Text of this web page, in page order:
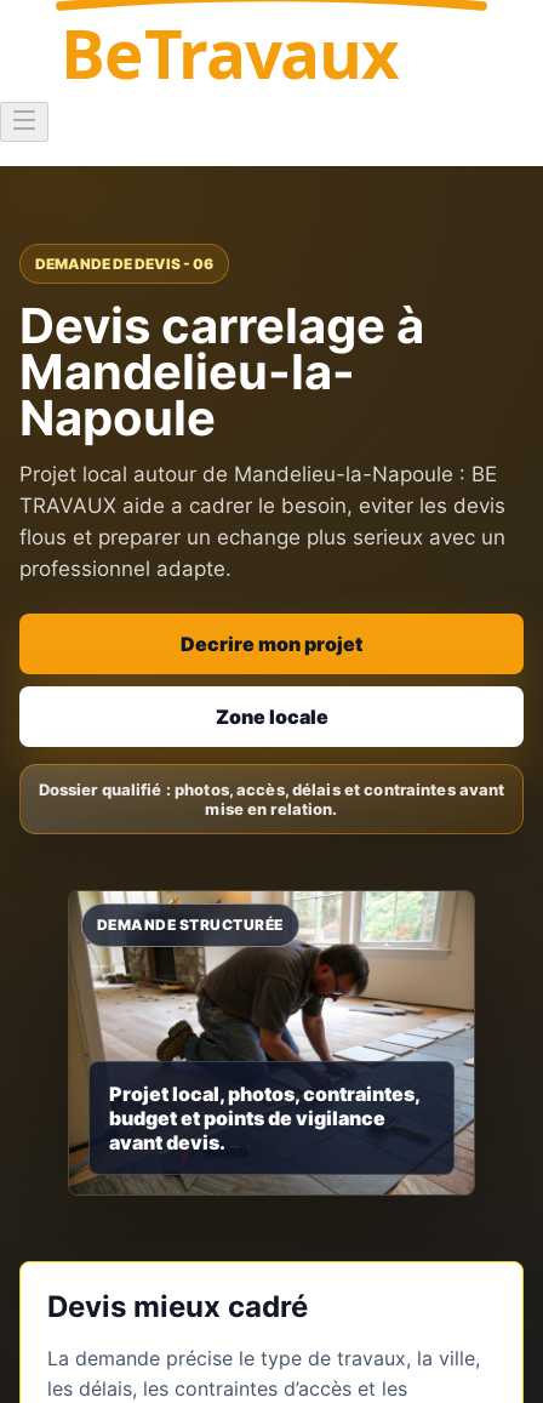
BeTravaux
DEMANDE DE DEVIS - 06
Devis carrelage à
Mandelieu-la-
Napoule
Projet local autour de Mandelieu-la-Napoule : BE
TRAVAUX aide a cadrer le besoin, eviter les devis
flous et preparer un echange plus serieux avec un
professionnel adapte.
Decrire mon projet
Zone locale
Projet local, photos, contraintes,
budget et points de vigilance
avant devis.
Devis mieux cadré
La demande précise le type de travaux, la ville,
les délais, les contraintes d’accès et les